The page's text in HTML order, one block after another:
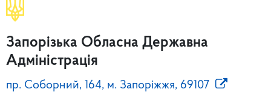
Запорізька Обласна Державна
Адміністрація
пр. Соборний, 164, м. Запоріжжя, 69107